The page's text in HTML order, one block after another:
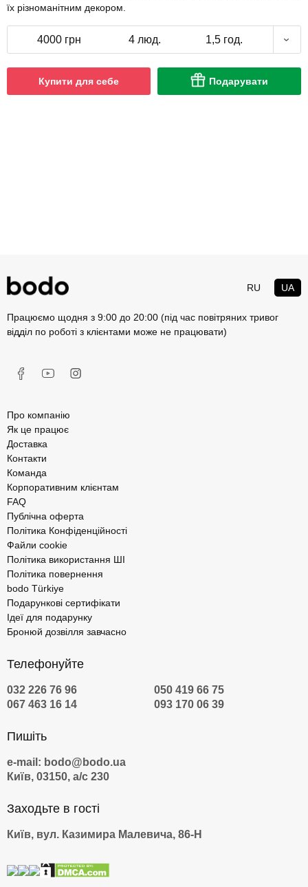
їх різноманітним декором.
4000 грн 4 люд. 1,5 год.
Купити для себе Подарувати
RU UA
Працюємо щодня з 9:00 до 20:00 (під час повітряних тривог
відділ по роботі з клієнтами може не працювати)
Про компанію
Як це працює
Доставка
Контакти
Команда
Корпоративним клієнтам
FAQ
Публічна оферта
Політика Конфіденційності
Файли cookie
Політика використання ШІ
Політика повернення
bodo Türkiye
Подарункові сертифікати
Ідеї для подарунку
Бронюй дозвілля завчасно
Телефонуйте
032 226 76 96
050 419 66 75
067 463 16 14
093 170 06 39
Пишіть
e-mail: bodo@bodo.ua
Київ, 03150, а/с 230
Заходьте в гості
Київ, вул. Казимира Малевича, 86-Н